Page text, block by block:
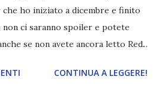
ho iniziato a dicembre e finito
ci saranno spoiler e potete
se non avete ancora letto Red.
molto piacevoli ma non
CONTINUA A LEGGERE!